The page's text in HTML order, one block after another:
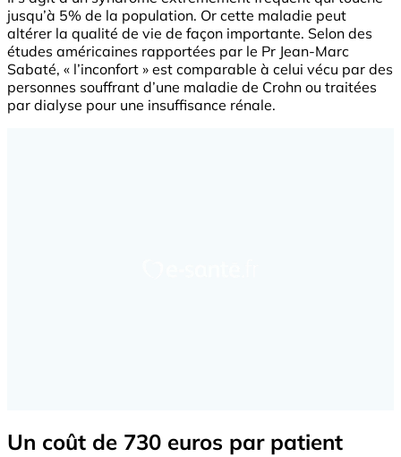
jusqu’à 5% de la population. Or cette maladie peut
altérer la qualité de vie de façon importante. Selon des
études américaines rapportées par le Pr Jean-Marc
Sabaté, « l’inconfort » est comparable à celui vécu par des
personnes souffrant d’une maladie de Crohn ou traitées
par dialyse pour une insuffisance rénale.
Un coût de 730 euros par patient